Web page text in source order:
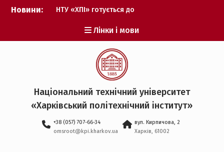
Перейти
Новини:
НТУ «ХПІ» готується до
Музичні таланти ХПІ
запрошуються на
Всеукраїнський
фестиваль «Червона
рута – 2027»
ХПІ уклав угоду про
партнерство з ДержНДІ
технологій кібербезпеки
Головнокомандувачем
Збройних Сил України
Лінки і мови
Національний технічний університет
«Харківський політехнічний iнститут»
+38 (057) 707-66-34
omsroot@kpi.kharkov.ua
вул. Кирпичова, 2
Харків, 61002